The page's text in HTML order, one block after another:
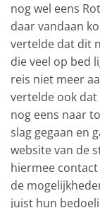
nog wel eens
daar vandaan
vertelde dat dit
die veel op bed
reis niet meer
vertelde ook dat
nog eens naar
slag gegaan en
website van de
hiermee contact
de
juist hun